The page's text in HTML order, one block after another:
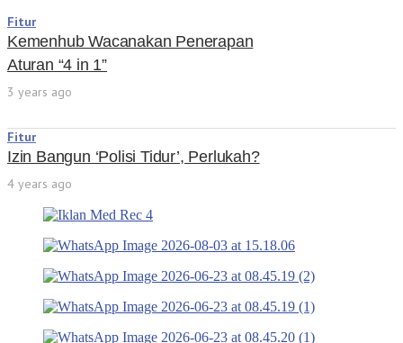
Fitur
Kemenhub Wacanakan Penerapan
Aturan “4 in 1”
3 years ago
Fitur
Izin Bangun ‘Polisi Tidur’, Perlukah?
4 years ago